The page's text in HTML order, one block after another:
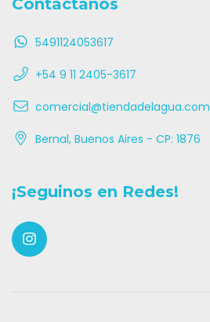
Contactanos
5491124053617
+54 9 11 2405-3617
comercial@tiendadelagua.com
Bernal, Buenos Aires - CP: 1876
¡Seguinos en Redes!